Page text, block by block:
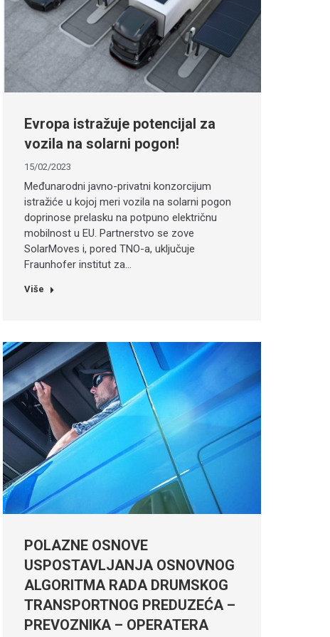
Evropa istražuje potencijal za
vozila na solarni pogon!
15/02/2023
Međunarodni javno-privatni konzorcijum
istražiće u kojoj meri vozila na solarni pogon
doprinose prelasku na potpuno električnu
mobilnost u EU. Partnerstvo se zove
SolarMoves i, pored TNO-a, uključuje
Fraunhofer institut za…
Više
POLAZNE OSNOVE
USPOSTAVLJANJA OSNOVNOG
ALGORITMA RADA DRUMSKOG
TRANSPORTNOG PREDUZEĆA –
PREVOZNIKA – OPERATERA